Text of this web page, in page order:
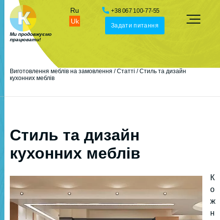
Ми продовжуємо
працювати!
Uk
Ru +38 067 100-77-55
Задати питання
Виготовлення меблів на замовлення /Статті /Стиль та дизайн
кухонних меблів
Стиль та дизайн
кухонних меблів
К
о
ж
н